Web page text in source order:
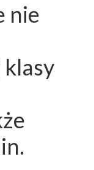
nie
klasy